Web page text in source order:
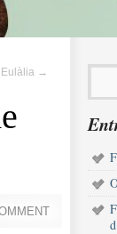
Eulàlia →